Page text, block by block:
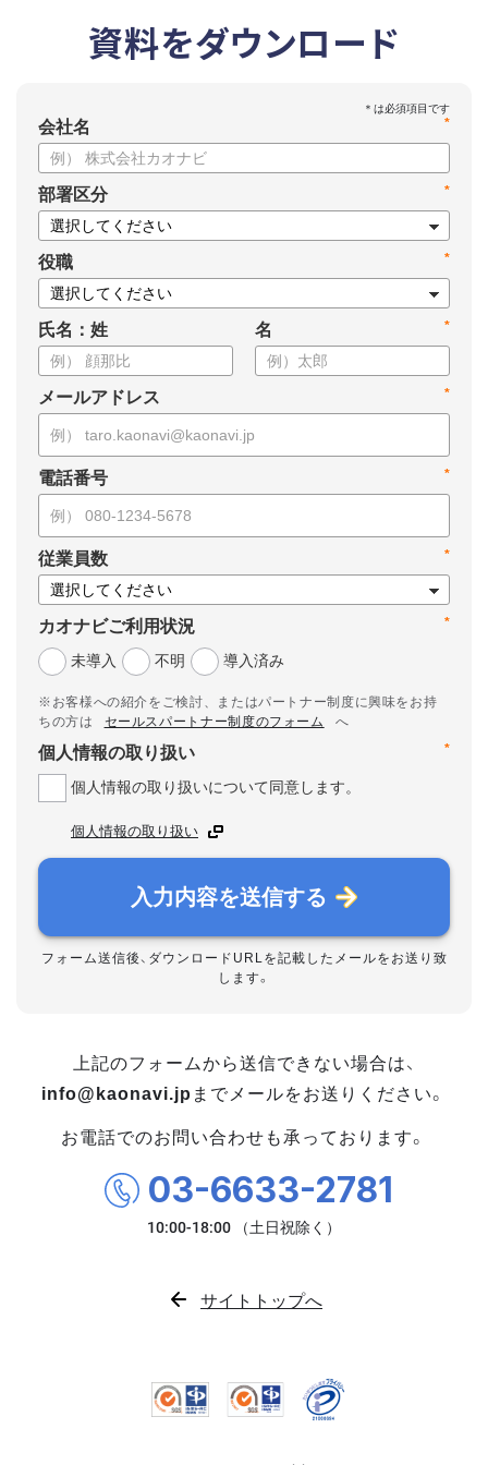
資料をダウンロード
*
会社名
*
部署区分
*
役職
氏名：姓 *
名
*
メールアドレス
*
電話番号
*
従業員数
*
カオナビご利用状況
未導入
不明 導入済み
※お客様への紹介をご検討、またはパートナー制度に興味をお持
ちの方は
セールスパートナー制度のフォーム
へ
*
個人情報の取り扱い
個人情報の取り扱いについて同意します。
個人情報の取り扱い
入力内容を送信する
フォーム送信後、ダウンロードURLを記載したメールをお送り致
します。
上記のフォームから送信できない場合は、
info@kaonavi.jp までメールをお送りください。
お電話でのお問い合わせも承っております。
03-6633-2781
サイトトップへ